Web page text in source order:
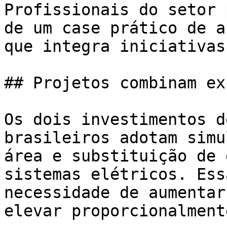
Profissionais do setor
de um case prático de
que integra iniciativas
## Projetos combinam
Os dois investimentos
brasileiros adotam
área e substituição de
sistemas elétricos.
necessidade de
elevar